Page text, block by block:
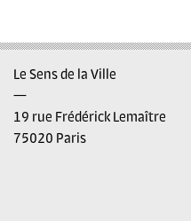
Le Sens de la Ville
—
19 rue Frédérick Lemaître
75020 Paris